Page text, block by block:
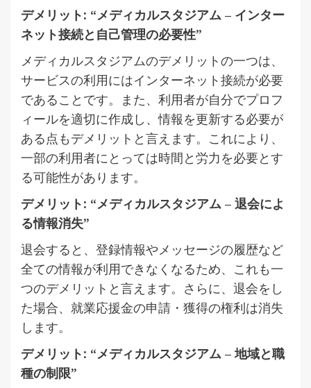
デメリット: “メディカルスタジアム – インター
ネット接続と自己管理の必要性”
メディカルスタジアムのデメリットの一つは、
サービスの利用にはインターネット接続が必要
であることです。また、利用者が自分でプロフ
ィールを適切に作成し、情報を更新する必要が
ある点もデメリットと言えます。これにより、
一部の利用者にとっては時間と労力を必要とす
る可能性があります。
デメリット: “メディカルスタジアム – 退会によ
る情報消失”
退会すると、登録情報やメッセージの履歴など
全ての情報が利用できなくなるため、これも一
つのデメリットと言えます。さらに、退会をし
た場合、就業応援金の申請・獲得の権利は消失
します。
デメリット: “メディカルスタジアム – 地域と職
種の制限”